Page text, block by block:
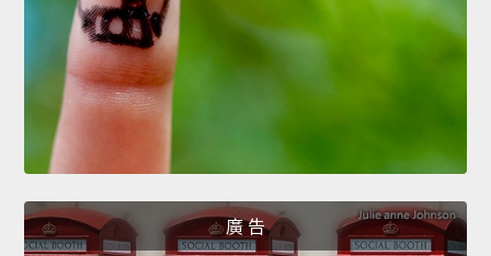
廣 告